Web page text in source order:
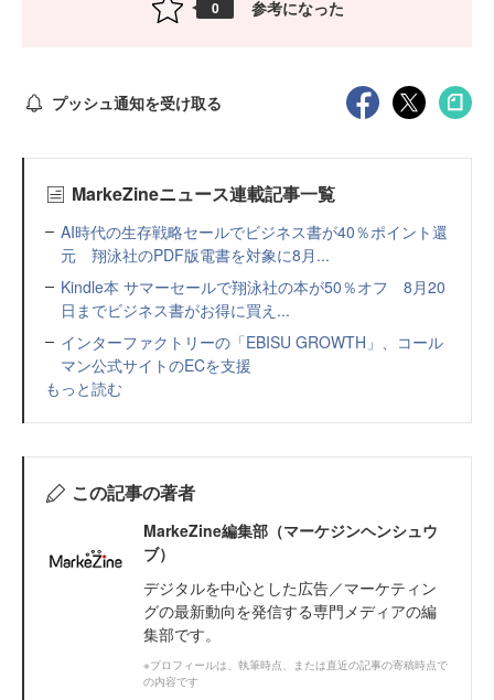
0 参考になった
プッシュ通知を受け取る
MarkeZineニュース連載記事一覧
AI時代の生存戦略セールでビジネス書が40％ポイント還
元 翔泳社のPDF版電書を対象に8月...
Kindle本 サマーセールで翔泳社の本が50％オフ 8月20
日までビジネス書がお得に買え...
インターファクトリーの「EBISU GROWTH」、コール
マン公式サイトのECを支援
もっと読む
この記事の著者
MarkeZine編集部（マーケジンヘンシュウ
ブ）
デジタルを中心とした広告／マーケティン
グの最新動向を発信する専門メディアの編
集部です。
※プロフィールは、執筆時点、または直近の記事の寄稿時点で
の内容です